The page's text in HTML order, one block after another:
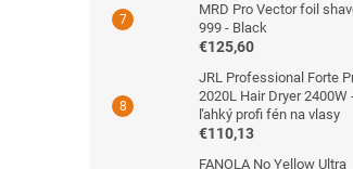
MRD Pro Vector foil
999 - Black
€125,60
JRL Professional Forte
2020L Hair Dryer 2400W
ľahký profi fén na vlasy
€110,13
FANOLA No Yellow Ultra